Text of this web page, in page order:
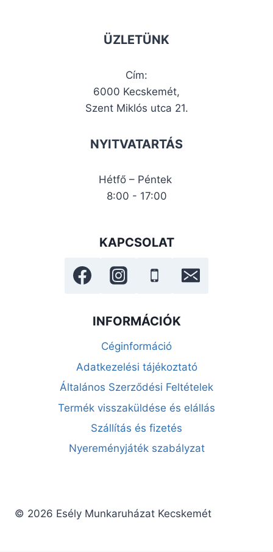
ÜZLETÜNK
Cím:
6000 Kecskemét,
Szent Miklós utca 21.
NYITVATARTÁS
Hétfő – Péntek
8:00 - 17:00
KAPCSOLAT
INFORMÁCIÓK
Céginformáció
Adatkezelési tájékoztató
Általános Szerződési Feltételek
Termék visszaküldése és elállás
Szállítás és fizetés
Nyereményjáték szabályzat
© 2026 Esély Munkaruházat Kecskemét